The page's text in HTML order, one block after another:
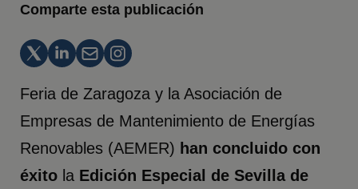
Comparte esta publicación
Feria de Zaragoza y la Asociación de
Empresas de Mantenimiento de Energías
Renovables (AEMER) han concluido con
éxito la Edición Especial de Sevilla de